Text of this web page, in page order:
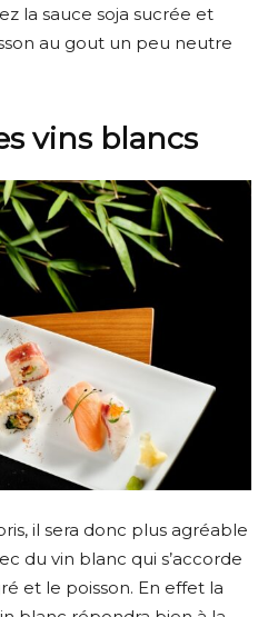
la sauce soja sucrée et
au gout un peu neutre
vins blancs
il sera donc plus agréable
du vin blanc qui s’accorde
et le poisson. En effet la